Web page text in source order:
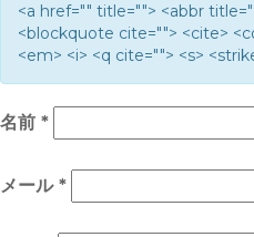
<a href="" title=""> <abbr
<blockquote cite=""> <cite>
<em> <i> <q cite=""> <s>
名前 *
メール *